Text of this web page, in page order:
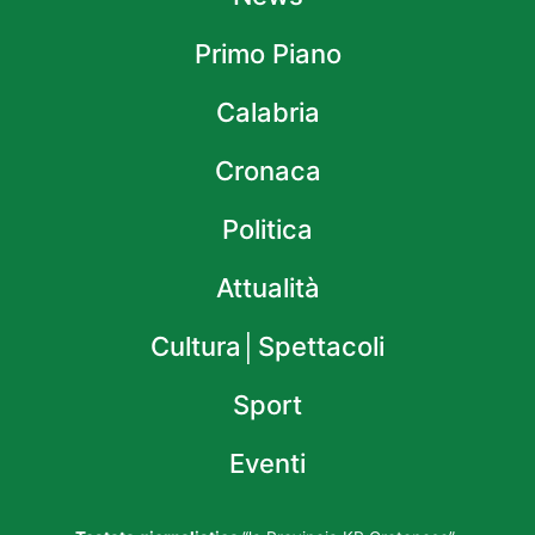
Primo Piano
Calabria
Cronaca
Politica
Attualità
Cultura│Spettacoli
Sport
Eventi